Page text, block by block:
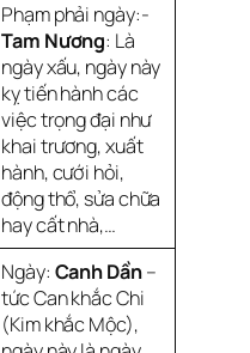
Phạm phải ngày:-
Tam Nương: Là
ngày xấu, ngày này
kỵ tiến hành các
việc trọng đại như
khai trương, xuất
hành, cưới hỏi,
động thổ, sửa chữa
hay cất nhà,…
Ngày: Canh Dần–
tức Can khắc Chi
(Kim khắc Mộc),